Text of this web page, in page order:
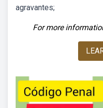
agravantes;
For more